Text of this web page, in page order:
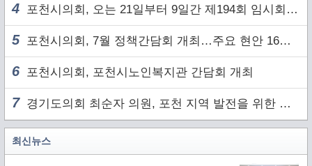
4 포천시의회, 오는 21일부터 9일간 제194회 임시회 개회
5 포천시의회, 7월 정책간담회 개최…주요 현안 16건 점검
6 포천시의회, 포천시노인복지관 간담회 개최
7경기도의회 최순자 의원, 포천 지역 발전을 위한 정담회 개최
최신뉴스